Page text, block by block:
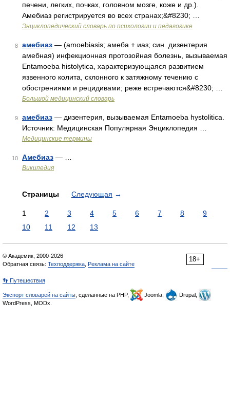
печени, легких, почках, головном мозге, коже и др.).
Амебиаз регистрируется во всех странах;&#8230; …
Энциклопедический словарь по психологии и педагогике
8 амебиаз — (amoebiasis; амеба + иаз; син. дизентерия
амебная) инфекционная протозойная болезнь, вызываемая
Entamoeba histolytica, характеризующаяся развитием
язвенного колита, склонного к затяжному течению с
обострениями и рецидивами; реже встречаются&#8230; …
Большой медицинский словарь
9 амебиаз — дизентерия, вызываемая Entamoeba hystolitica.
Источник: Медицинская Популярная Энциклопедия …
Медицинские термины
10 Амебиаз — …
Википедия
Страницы Следующая →
1 2 3 4 5 6 7 8
9
10
11 12 13
18+
© Академик, 2000-2026
Обратная связь: Техподдержка Реклама на сайте
👣 Путешествия
Экспорт словарей на сайты , сделанные на PHP, Joomla,
Drupal,
WordPress, MODx.